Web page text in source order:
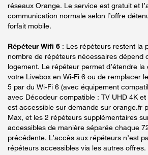
réseaux Orange. Le service est gratuit et
communication normale selon l’offre
forfait mobile.
Répéteur Wifi 6 : Les répéteurs restent la
nombre de répéteurs nécessaires dépend
logement. Le répéteur permet d’étendre
votre Livebox en Wi-Fi 6 ou de remplacer
5 par du Wi-Fi 6 (avec équipement
avec Décodeur compatible : TV UHD 4K
est accessible sur demande sur orange.fr
Max, et les 2 répéteurs supplémentaires
accessibles de manière séparée chaque
précédente. L’accès aux répéteurs n’est
répéteurs accessibles via les autres offres.